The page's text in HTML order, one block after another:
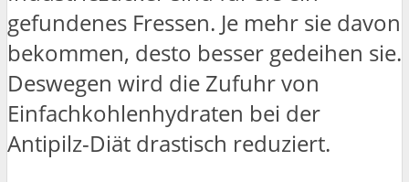
gefundenes Fressen. Je mehr sie davon
bekommen, desto besser gedeihen sie.
Deswegen wird die Zufuhr von
Einfachkohlenhydraten bei der
Antipilz-Diät drastisch reduziert.